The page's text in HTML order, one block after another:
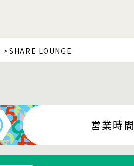
SHARE LOUNGE
営業時間